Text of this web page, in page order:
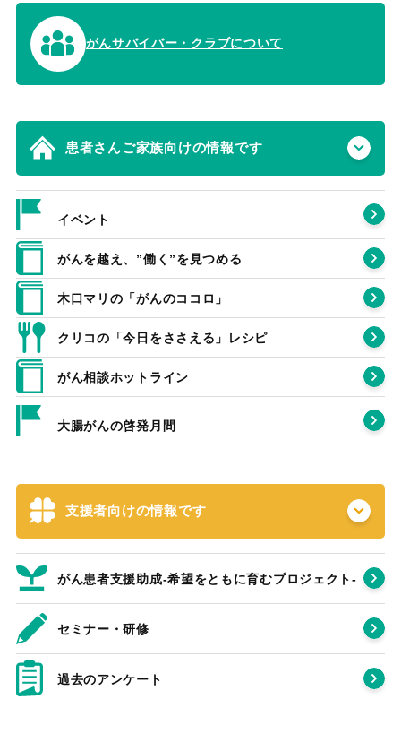
がんサバイバー・クラブについて
患者さんご家族向けの情報です
イベント
がんを越え、”働く”を見つめる
木口マリの「がんのココロ」
クリコの「今日をささえる」レシピ
がん相談ホットライン
大腸がんの啓発月間
支援者向けの情報です
がん患者支援助成-希望をともに育むプロジェクト‐
セミナー・研修
過去のアンケート